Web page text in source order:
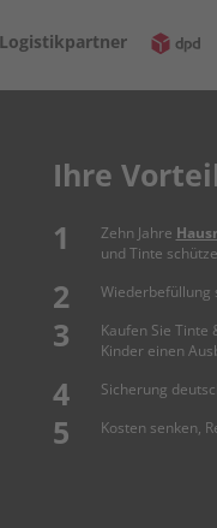
Ihre
Zehn Jahre
und Tinte
Wiederbefüllung
Kaufen Sie Tinte
Kinder einen
Sicherung
Kosten senken,